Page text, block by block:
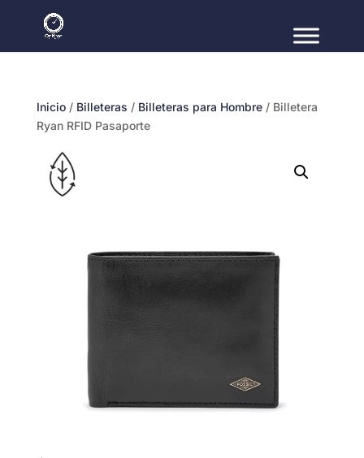
Inicio/ Billeteras / Billeteras para Hombre/ Billetera
Ryan RFID Pasaporte